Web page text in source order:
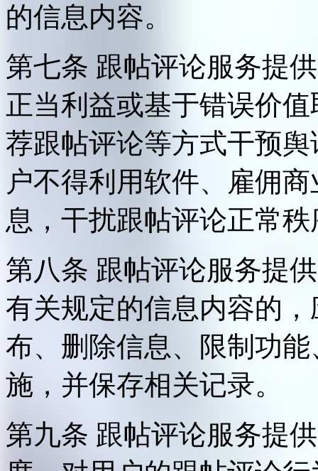
的信息内容。
第七条 跟帖评论服务提
正当利益或基于错误价
荐跟帖评论等方式干预
户不得利用软件、雇佣
息，干扰跟帖评论正常
第八条 跟帖评论服务提
有关规定的信息内容的
布、删除信息、限制功
施，并保存相关记录。
第九条 跟帖评论服务提